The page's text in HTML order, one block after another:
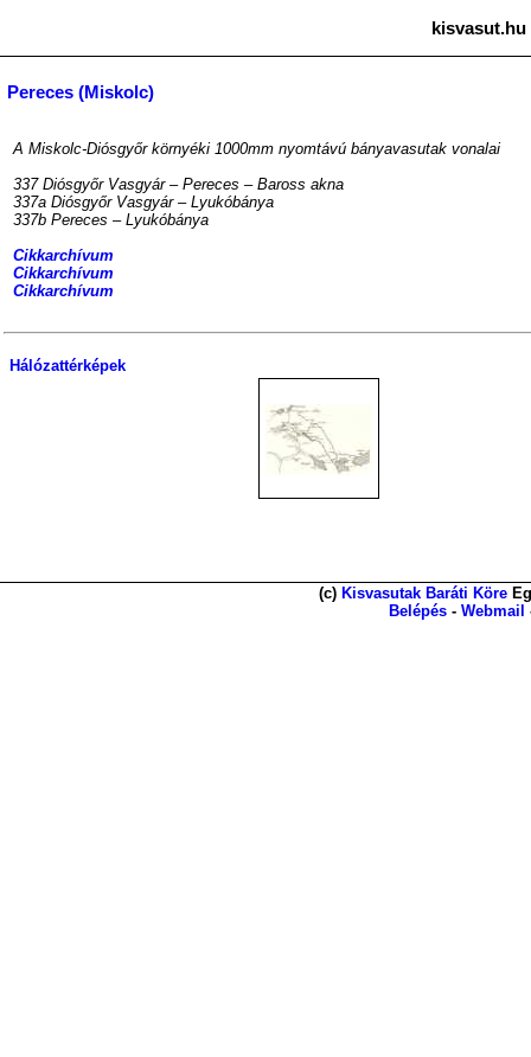
Pereces (Miskolc)
A Miskolc-Diósgyőr környéki 1000mm nyomtávú bányavasutak vonalai
337 Diósgyőr Vasgyár – Pereces – Baross akna
337a Diósgyőr Vasgyár – Lyukóbánya
337b Pereces – Lyukóbánya
Cikkarchívum
Cikkarchívum
Cikkarchívum
Hálózattérképek
(c) Kisvasutak Baráti Köre
Belépés - Webmail